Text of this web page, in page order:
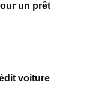
un prêt
voiture